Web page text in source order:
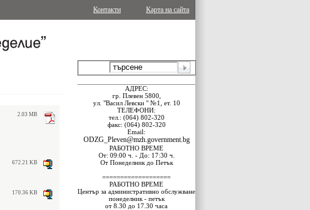
Карта на сайта
Контакти
2.03 MB
672.21 KB
170.36 KB
АДРЕС:
гр. Плевен 5800,
ул. "Васил Левски " №1, ет. 10
ТЕЛЕФОНИ:
тел.: (064) 802-320
факс: (064) 802-320
Email:
ODZG_Pleven@mzh.government.bg
РАБОТНО ВРЕМЕ
От: 09:00 ч. - До: 17:30 ч.
От Понеделник до Петък
===================
РАБОТНО ВРЕМЕ
Център за административно обслужване
понеделник - петък
от 8.30 до 17.30 часа